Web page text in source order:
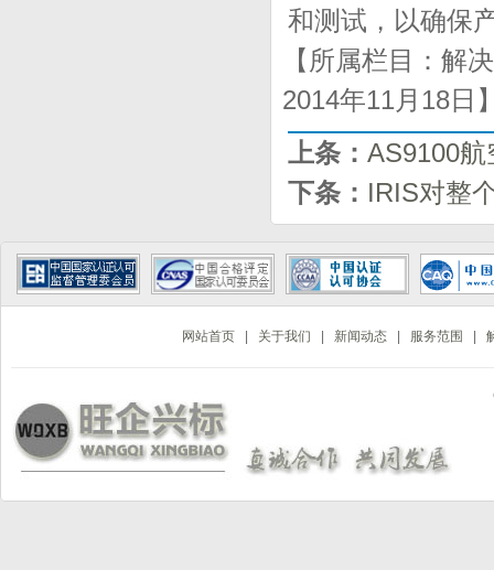
和测试，以确保
【所属栏目：
2014年11月18
上条： AS9100
下条：
IRIS对整
网站首页 关于我们 新闻动态 服务范围 |